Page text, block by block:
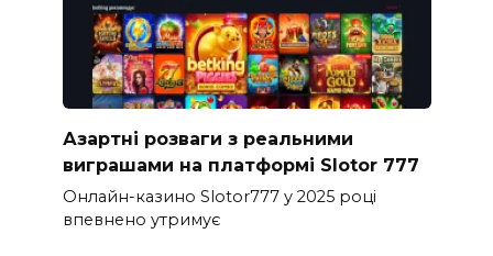
Азартні розваги з реальними
виграшами на платформі Slotor 777
Онлайн-казино Slotor777 у 2025 році
впевнено утримує